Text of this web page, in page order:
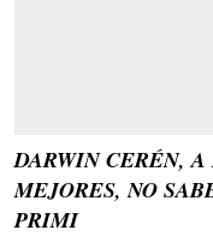
DARWIN CERÉN,
MEJORES, NO
PRIMI